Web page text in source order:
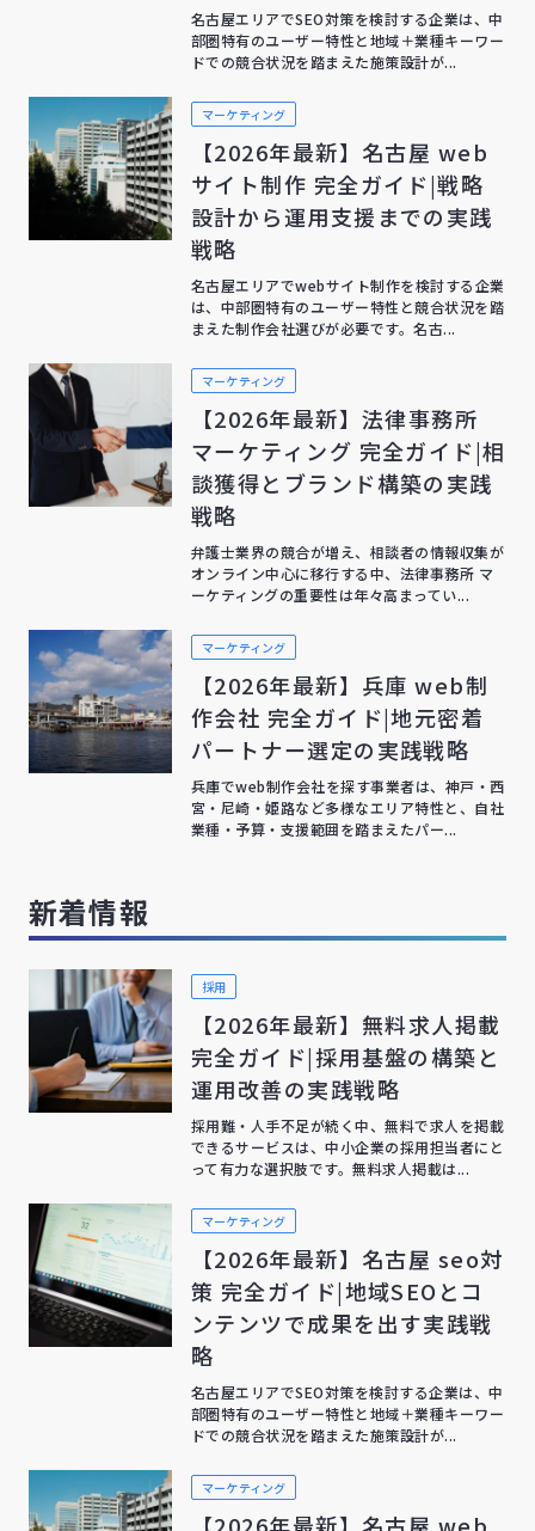
名古屋エリアでSEO対策を検討する企業は、中
部圏特有のユーザー特性と地域＋業種キーワー
ドでの競合状況を踏まえた施策設計が...
マーケティング
【2026年最新】名古屋 web
サイト制作 完全ガイド|戦略
設計から運用支援までの実践
戦略
名古屋エリアでwebサイト制作を検討する企業
は、中部圏特有のユーザー特性と競合状況を踏
まえた制作会社選びが必要です。名古...
マーケティング
【2026年最新】法律事務所
マーケティング 完全ガイド|相
談獲得とブランド構築の実践
戦略
弁護士業界の競合が増え、相談者の情報収集が
オンライン中心に移行する中、法律事務所 マ
ーケティングの重要性は年々高まってい...
マーケティング
【2026年最新】兵庫 web制
作会社 完全ガイド|地元密着
パートナー選定の実践戦略
兵庫でweb制作会社を探す事業者は、神戸・西
宮・尼崎・姫路など多様なエリア特性と、自社
業種・予算・支援範囲を踏まえたパー...
新着情報
採用
【2026年最新】無料求人掲載
完全ガイド|採用基盤の構築と
運用改善の実践戦略
採用難・人手不足が続く中、無料で求人を掲載
できるサービスは、中小企業の採用担当者にと
って有力な選択肢です。無料求人掲載は...
マーケティング
【2026年最新】名古屋 seo対
策 完全ガイド|地域SEOとコ
ンテンツで成果を出す実践戦
略
名古屋エリアでSEO対策を検討する企業は、中
部圏特有のユーザー特性と地域＋業種キーワー
ドでの競合状況を踏まえた施策設計が...
マーケティング